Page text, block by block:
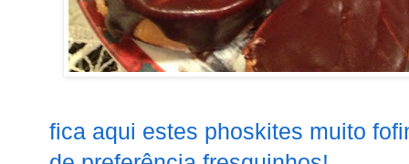
fica aqui estes phoskites muito